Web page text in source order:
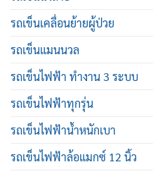
รถเข็นเคลื่อนย้ายผู้ป่วย
รถเข็นแมนนวล
รถเข็นไฟฟ้า ทำงาน 3 ระบบ
รถเข็นไฟฟ้าทุกรุ่น
รถเข็นไฟฟ้าน้ำหนักเบา
รถเข็นไฟฟ้าล้อแมกซ์ 12 นิ้ว